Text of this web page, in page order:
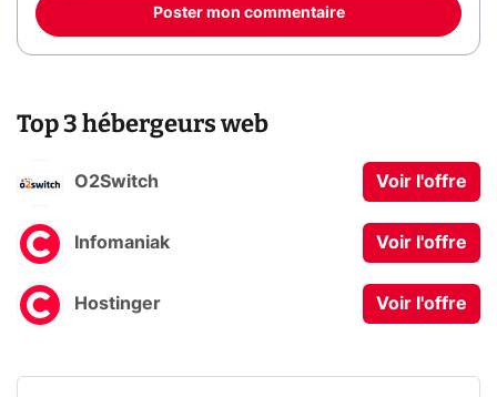
Poster mon commentaire
Top 3 hébergeurs web
O2Switch Voir l'offre
Infomaniak Voir l'offre
Hostinger Voir l'offre